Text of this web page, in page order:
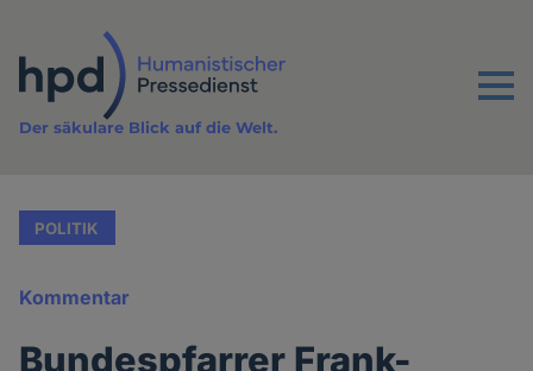
Inhalt
Menu
Der säkulare Blick auf die Welt.
POLITIK
Kommentar
Bundespfarrer Frank-